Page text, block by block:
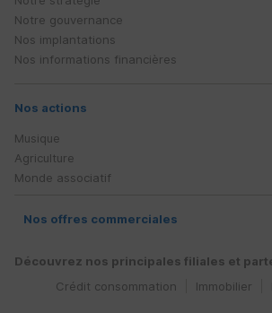
Notre gouvernance
Nos implantations
Nos informations financières
Nos actions
Musique
Agriculture
Monde associatif
Nos offres commerciales
Découvrez nos principales filiales et
Immobilier
Crédit consommation